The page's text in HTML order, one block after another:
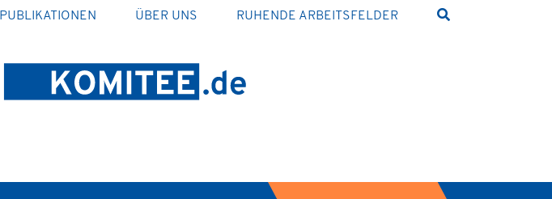
PUBLIKATIONEN ÜBER UNS RUHENDE ARBEITSFELDER